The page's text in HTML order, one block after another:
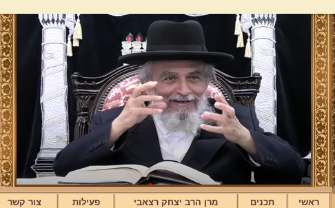
ראשי תכנים מרן הרב יצחק רצאבי פעילות צור קשר